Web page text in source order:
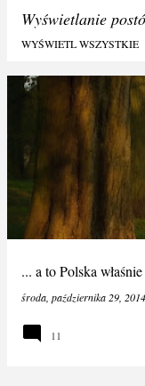
Wyświetlanie
WYŚWIETL WSZYSTKIE
y
... a to Polska
środa, października 29, 2014
11